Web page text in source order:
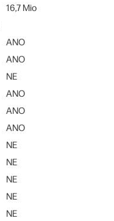
16,7 Mio
ANO
ANO
NE
ANO
ANO
ANO
NE
NE
NE
NE
NE